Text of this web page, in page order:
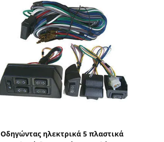
Οδηγώντας ηλεκτρικά 5 πλαστικά